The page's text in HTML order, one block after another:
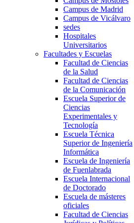
Campus de Madrid
Campus de Vicálvaro
sedes
Hospitales
Universitarios
Facultades y Escuelas
Facultad de Ciencias
de la Salud
Facultad de Ciencias
de la Comunicación
Escuela Superior de
Ciencias
Experimentales y
Tecnología
Escuela Técnica
Superior de Ingeniería
Informática
Escuela de Ingeniería
de Fuenlabrada
Escuela Internacional
de Doctorado
Escuela de másteres
oficiales
Facultad de Ciencias